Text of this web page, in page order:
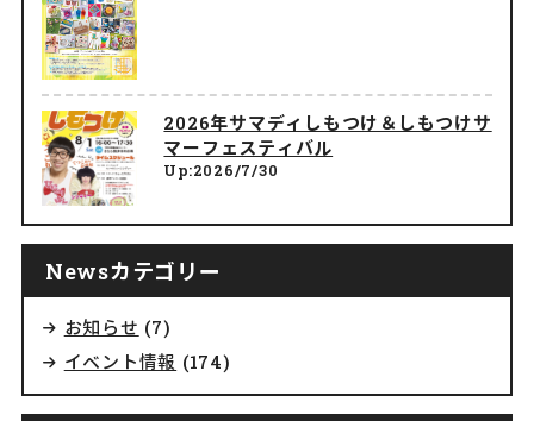
2026年サマディしもつけ＆しもつけサ
マーフェスティバル
Up:2026/7/30
Newsカテゴリー
お知らせ (7)
イベント情報 (174)